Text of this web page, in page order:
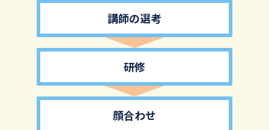
講師の選考
研修
顔合わせ